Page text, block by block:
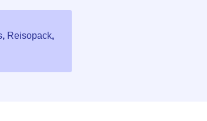
, Reisopack,